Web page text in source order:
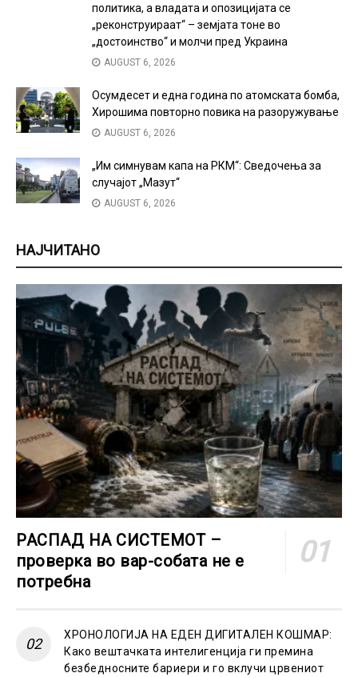
политика, а владата и опозицијата се
„реконструираат“ – земјата тоне во
„достоинство“ и молчи пред Украина
AUGUST 6, 2026
Осумдесет и една година по атомската бомба,
Хирошима повторно повика на разоружување
AUGUST 6, 2026
„Им симнувам капа на РКМ“: Сведочења за
случајот „Мазут“
AUGUST 6, 2026
НАЈЧИТАНО
РАСПАД НА СИСТЕМОТ –
проверка во вар-собата не е
потребна
ХРОНОЛОГИЈА НА ЕДЕН ДИГИТАЛЕН КОШМАР:
Како вештачката интелигенција ги премина
безбедносните бариери и го вклучи црвениот